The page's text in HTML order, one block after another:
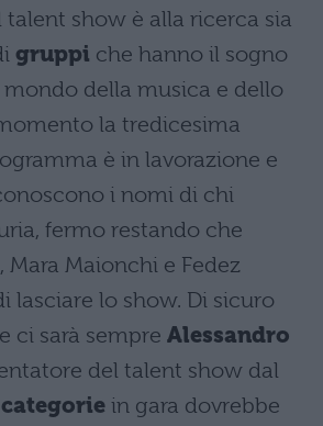
show è alla ricerca sia
gruppi che hanno il sogno
della musica e dello
la tredicesima
è in lavorazione e
i nomi di chi
fermo restando che
Mara Maionchi e Fedez
lasciare lo show. Di sicuro
ci sarà sempre Alessandro
del talent show dal
categorie in gara dovrebbe